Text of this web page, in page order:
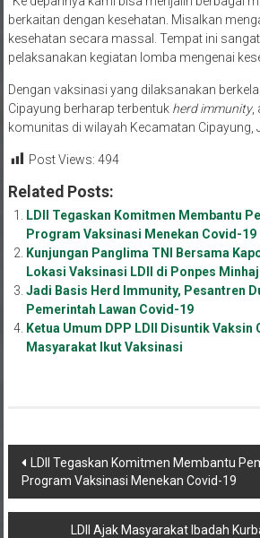
berkaitan dengan kesehatan. Misalkan
kesehatan secara massal. Tempat ini
pelaksanakan kegiatan lomba mengenai
Dengan vaksinasi yang dilaksanakan
Cipayung berharap terbentuk herd immunity,
komunitas di wilayah Kecamatan Cipayung,
Post Views: 494
Related Posts:
LDII Tegaskan Komitmen Membantu
Program Vaksinasi Menekan Covid-19
Kunjungan Panglima TNI Bersama
Lokasi Vaksinasi LDII di Ponpes
Jadi Basis Herd Immunity, Pesantren
Pemerintah Lawan Covid-19
Ketua Umum DPP LDII Disuntik
Masyarakat Ikut Vaksinasi
Navigasi
pos
LDII Tegaskan Komitmen Membantu
Program Vaksinasi Menekan Covid-19
LDII Ajak Masyarakat Ibadah